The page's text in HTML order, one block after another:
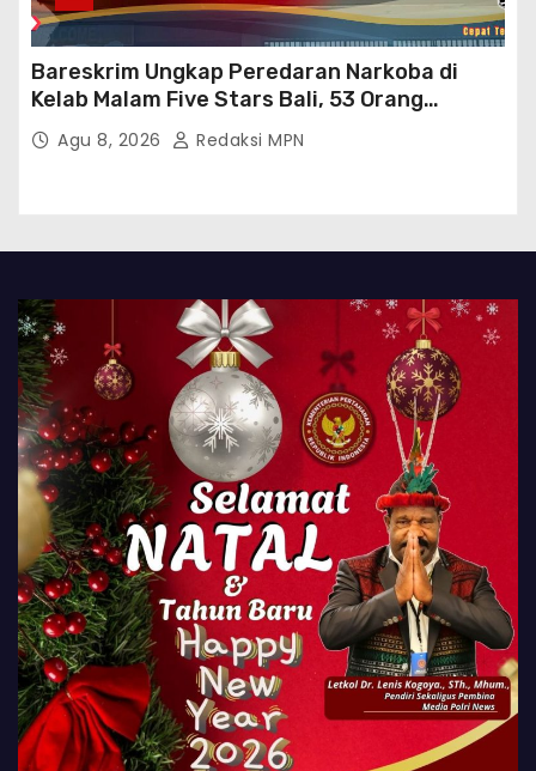
Bareskrim Ungkap Peredaran Narkoba di
Kelab Malam Five Stars Bali, 53 Orang
Diamankan
Agu 8, 2026 Redaksi MPN